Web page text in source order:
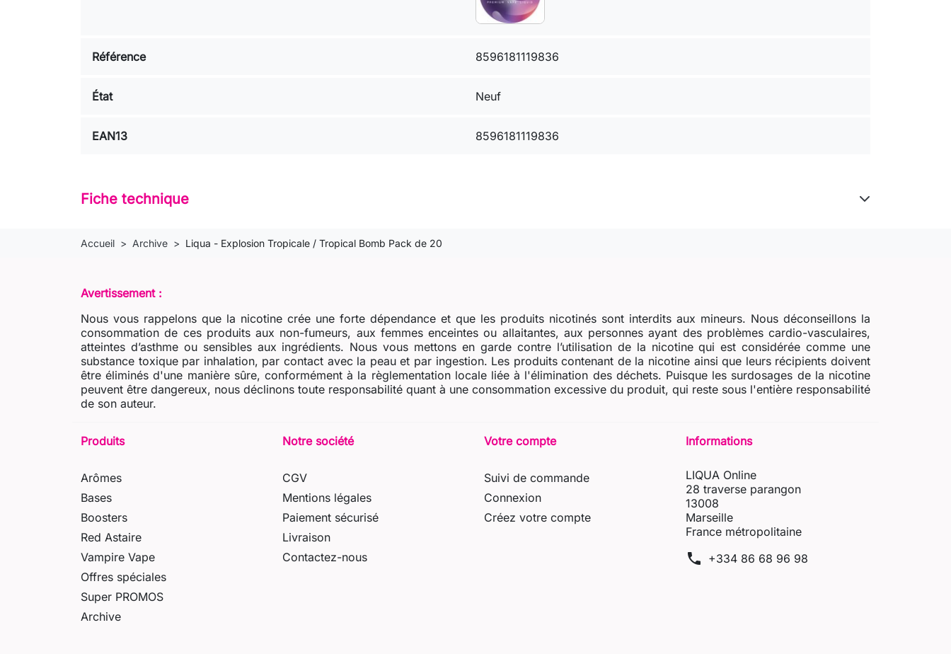
Référence 8596181119836
État Neuf
EAN13 8596181119836
Fiche technique
Accueil Archive Liqua - Explosion Tropicale / Tropical Bomb Pack de 20
Avertissement :
Nous vous rappelons que la nicotine crée une forte dépendance et que les produits nicotinés sont interdits aux mineurs. Nous déconseillons la
consommation de ces produits aux non-fumeurs, aux femmes enceintes ou allaitantes, aux personnes ayant des problèmes cardio-vasculaires,
atteintes d’asthme ou sensibles aux ingrédients. Nous vous mettons en garde contre l’utilisation de la nicotine qui est considérée comme une
substance toxique par inhalation, par contact avec la peau et par ingestion. Les produits contenant de la nicotine ainsi que leurs récipients doivent
être éliminés d'une manière sûre, conformément à la règlementation locale liée à l'élimination des déchets. Puisque les surdosages de la nicotine
peuvent être dangereux, nous déclinons toute responsabilité quant à une consommation excessive du produit, qui reste sous l'entière responsabilité
de son auteur.
Produits
Arômes
Bases
Boosters
Red Astaire
Vampire Vape
Offres spéciales
Super PROMOS
Archive
Notre société
CGV
Mentions légales
Paiement sécurisé
Livraison
Contactez-nous
Votre compte
Suivi de commande
Connexion
Créez votre compte
Informations
LIQUA Online
28 traverse parangon
13008
Marseille
France métropolitaine
phone +334 86 68 96 98